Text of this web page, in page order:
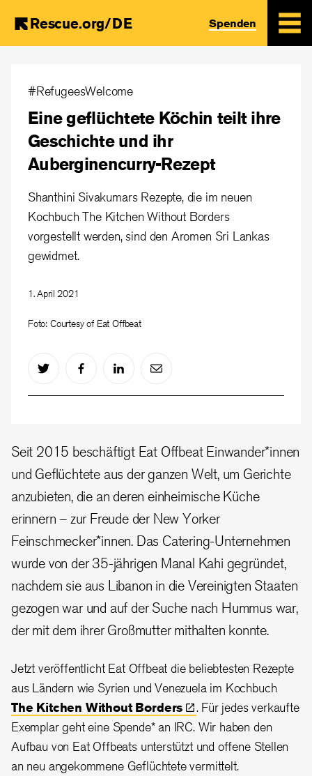
content
Rescue.org/DE Spenden
#RefugeesWelcome
Eine geflüchtete Köchin teilt ihre
Geschichte und ihr
Auberginencurry-Rezept
Shanthini Sivakumars Rezepte, die im neuen
Kochbuch The Kitchen Without Borders
vorgestellt werden, sind den Aromen Sri Lankas
gewidmet.
1. April 2021
Foto: Courtesy of Eat Offbeat
Seit 2015 beschäftigt Eat Offbeat Einwander*innen
und Geflüchtete aus der ganzen Welt, um Gerichte
anzubieten, die an deren einheimische Küche
erinnern – zur Freude der New Yorker
Feinschmecker*innen. Das Catering-Unternehmen
wurde von der 35-jährigen Manal Kahi gegründet,
nachdem sie aus Libanon in die Vereinigten Staaten
gezogen war und auf der Suche nach Hummus war,
der mit dem ihrer Großmutter mithalten konnte.
Jetzt veröffentlicht Eat Offbeat die beliebtesten Rezepte
aus Ländern wie Syrien und Venezuela im Kochbuch
The Kitchen WithoutBorders
. Für jedes verkaufte
Exemplar geht eine Spende* an IRC. Wir haben den
Aufbau von Eat Offbeats unterstützt und offene Stellen
an neu angekommene Geflüchtete vermittelt.